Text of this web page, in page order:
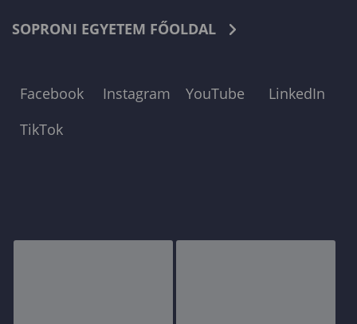
SOPRONI EGYETEM FŐOLDAL
Facebook Instagram YouTube
LinkedIn
TikTok